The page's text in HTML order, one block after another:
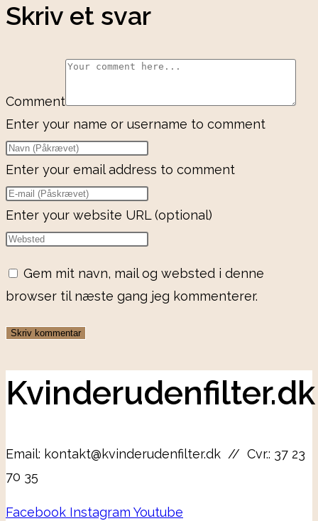
Skriv et svar
Comment
Enter your name or username to comment
Enter your email address to comment
Enter your website URL (optional)
Gem mit navn, mail og websted i denne
browser til næste gang jeg kommenterer.
Kvinderudenfilter.dk
Email: kontakt@kvinderudenfilter.dk // Cvr.: 37 23
70 35
Facebook Instagram Youtube